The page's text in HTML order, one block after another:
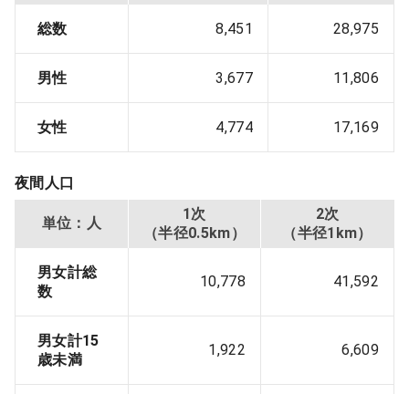
総数 8,451 28,975
男性 3,677 11,806
女性 4,774 17,169
夜間人口
単位：人
1次
（半径0.5km）
2次
（半径1km）
男女計総
数
10,778 41,592
男女計15
歳未満
1,922 6,609